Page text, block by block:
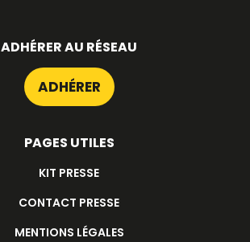
ADHÉRER AU RÉSEAU
ADHÉRER
PAGES UTILES
KIT PRESSE
CONTACT PRESSE
MENTIONS LÉGALES